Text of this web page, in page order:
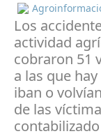
Los
actividad
cobraron 51
a las que
iban o
de las